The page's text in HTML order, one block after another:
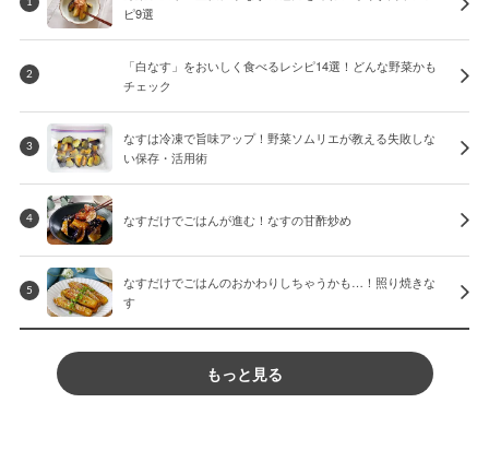
ピ9選
2
「白なす」をおいしく食べるレシピ14選！どんな野菜かも
チェック
3
なすは冷凍で旨味アップ！野菜ソムリエが教える失敗しな
い保存・活用術
4 なすだけでごはんが進む！なすの甘酢炒め
5
なすだけでごはんのおかわりしちゃうかも…！照り焼きな
す
もっと見る